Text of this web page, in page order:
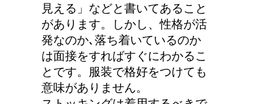
人が死ぬ前に感じる予感
や予兆の3パターン
見える」などと書いてあること
があります。しかし、性格が活
発なのか､落ち着いているのか
は面接をすればすぐにわかるこ
とです。服装で格好をつけても
意味がありません。